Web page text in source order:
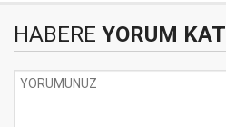
HABERE YORUM KAT